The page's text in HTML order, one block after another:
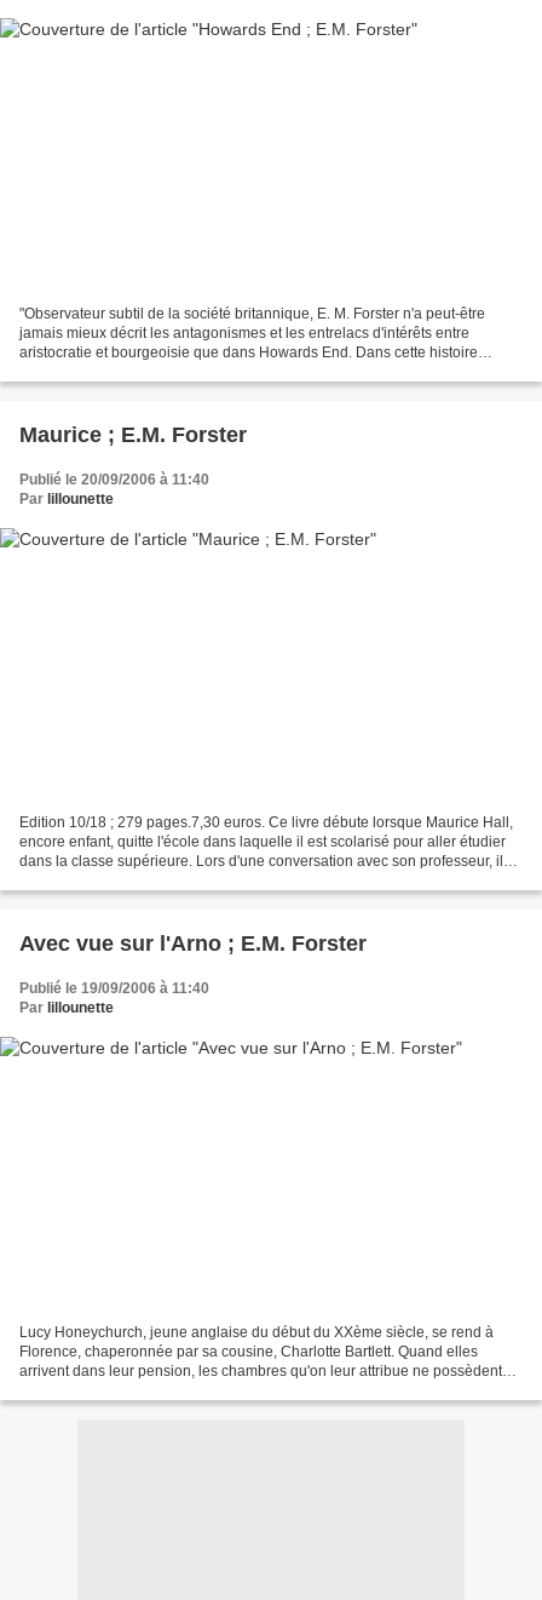
"Observateur subtil de la société britannique, E. M. Forster n'a peut-être
jamais mieux décrit les antagonismes et les entrelacs d'intérêts entre
aristocratie et bourgeoisie que dans Howards End. Dans cette histoire
Maurice ; E.M. Forster
Publié le 20/09/2006 à 11:40
Par lillounette
Edition 10/18 ; 279 pages.7,30 euros. Ce livre débute lorsque Maurice Hall,
encore enfant, quitte l'école dans laquelle il est scolarisé pour aller étudier
dans la classe supérieure. Lors d'une conversation avec son professeur, il
Avec vue sur l'Arno ; E.M. Forster
Publié le 19/09/2006 à 11:40
Par lillounette
Lucy Honeychurch, jeune anglaise du début du XXème siècle, se rend à
Florence, chaperonnée par sa cousine, Charlotte Bartlett. Quand elles
arrivent dans leur pension, les chambres qu'on leur attribue ne possèdent